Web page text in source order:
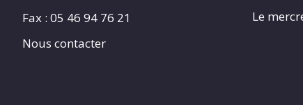
Fax : 05 46 94 76 21
Nous contacter
Le